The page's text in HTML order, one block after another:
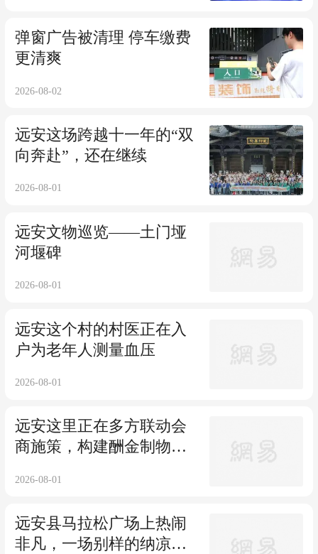
弹窗广告被清理 停车缴费
更清爽
2026-08-02
远安这场跨越十一年的“双
向奔赴”，还在继续
2026-08-01
远安文物巡览——土门垭
河堰碑
2026-08-01
远安这个村的村医正在入
户为老年人测量血压
2026-08-01
远安这里正在多方联动会
商施策，构建酬金制物业
2026-08-01
远安县马拉松广场上热闹
非凡，一场别样的纳凉故